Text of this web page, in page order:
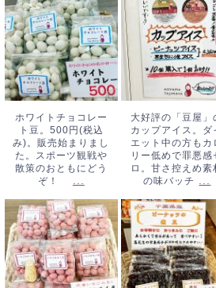
ホワイトチョコレ
ート豆。500円
(税込み)。販売始
まりました。スポ
ーツ観戦や散策の
ぞ！ ...
ホワイトチョコレー
ト豆。500円(税込
み)。販売始まりまし
た。スポーツ観戦や
散策のおともにどう
ぞ！
大好評の「豆屋
のカップアイス
ダイエット中の
もカロリー低め
罪悪感ゼロ。甘
控えめ素材の味
ッチ...
大好評の「豆屋」
カップアイス。ダ
エット中の方もカ
リー低めで罪悪感
ロ。甘さ控えめ素
の味バッチ
いちごみるく豆、
始まりました。
540円(税込み)...
ピーナッツの煮
豆。やわらかく
優しいお味です
#ピーナッツ煮